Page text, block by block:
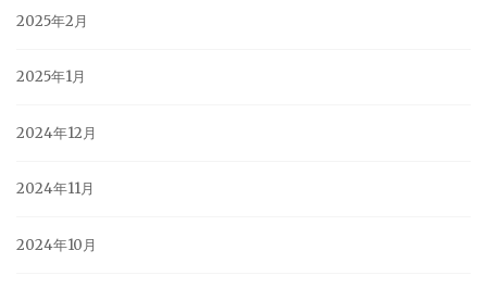
2025年2月
2025年1月
2024年12月
2024年11月
2024年10月